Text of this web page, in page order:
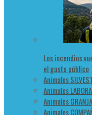
Los incendios
el gasto público
Animales
Animales
Animales GRANJA
Animales